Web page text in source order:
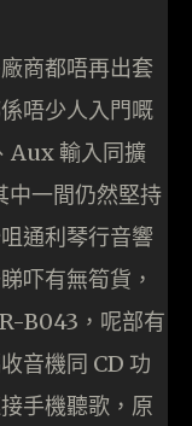
商都唔再出套
唔少人入門嘅
Aux 輸入同擴
中一間仍然堅持
通利琴行音響
吓有無筍貨，
B043，呢部有
音機同 CD 功
手機聽歌，原